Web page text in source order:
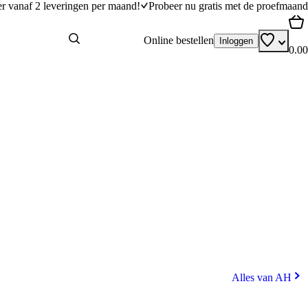
vanaf 2 leveringen per maand! Probeer nu gratis met de proefmaand
Online bestellen Inloggen
0.00
Alles van AH